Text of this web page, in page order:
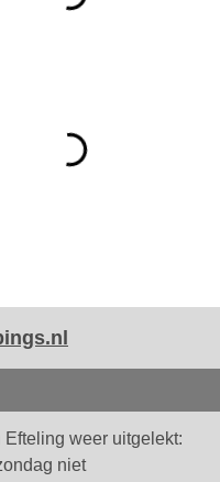
weer uitgelekt:
niet